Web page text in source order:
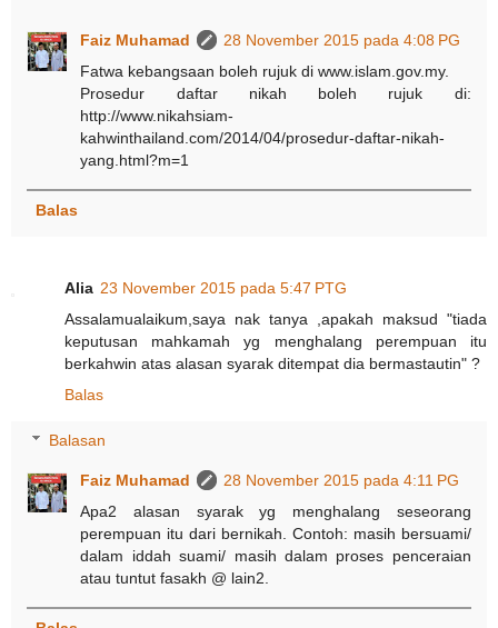
Faiz Muhamad
28 November 2015 pada 4:08 PG
Fatwa kebangsaan boleh rujuk di www.islam.gov.my.
Prosedur daftar nikah boleh rujuk di:
http://www.nikahsiam-
kahwinthailand.com/2014/04/prosedur-daftar-nikah-
yang.html?m=1
Balas
Alia 23 November 2015 pada 5:47 PTG
Assalamualaikum,saya nak tanya ,apakah maksud "tiada
keputusan mahkamah yg menghalang perempuan itu
berkahwin atas alasan syarak ditempat dia bermastautin" ?
Balas
Balasan
Faiz Muhamad
28 November 2015 pada 4:11 PG
Apa2 alasan syarak yg menghalang seseorang
perempuan itu dari bernikah. Contoh: masih bersuami/
dalam iddah suami/ masih dalam proses penceraian
atau tuntut fasakh @ lain2.